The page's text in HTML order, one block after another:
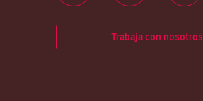
Trabaja con nosotros